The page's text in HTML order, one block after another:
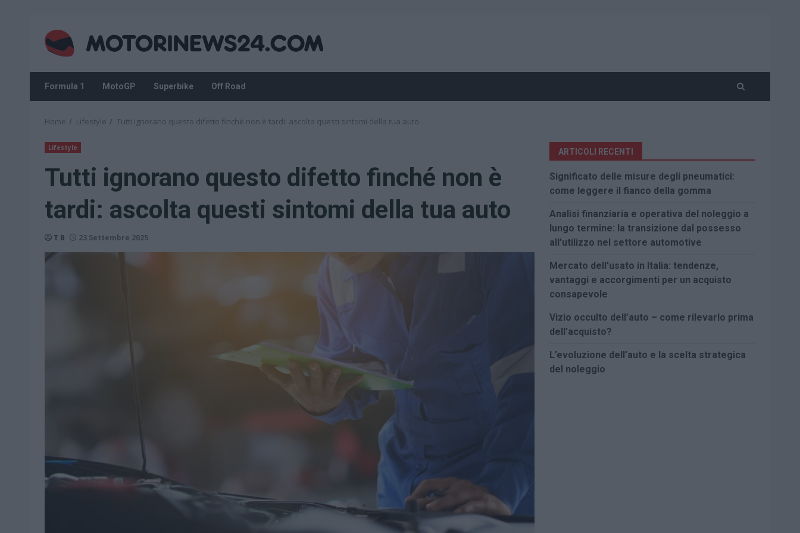
content
Formula 1 MotoGP Superbike Off Road
Home Lifestyle Tutti ignorano questo difetto finché non è tardi: ascolta questi sintomi della tua auto
Lifestyle
Tutti ignorano questo difetto finché non è
tardi: ascolta questi sintomi della tua auto
T B 23 Settembre 2025
ARTICOLI RECENTI
Significato delle misure degli pneumatici:
come leggere il fianco della gomma
Analisi finanziaria e operativa del noleggio a
lungo termine: la transizione dal possesso
all’utilizzo nel settore automotive
Mercato dell’usato in Italia: tendenze,
vantaggi e accorgimenti per un acquisto
consapevole
Vizio occulto dell’auto – come rilevarlo prima
dell’acquisto?
L’evoluzione dell’auto e la scelta strategica
del noleggio